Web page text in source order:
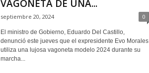
VAGONETA DE UNA...
septiembre 20, 2024 0
El ministro de Gobierno, Eduardo Del Castillo,
denunció este jueves que el expresidente Evo Morales
utiliza una lujosa vagoneta modelo 2024 durante su
marcha...